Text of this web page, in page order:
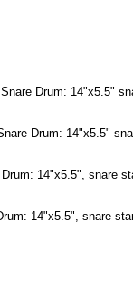
Snare Drum: 14"x5.5"
Drum: 14"x5.5"
14"x5.5", snare
14"x5.5", snare